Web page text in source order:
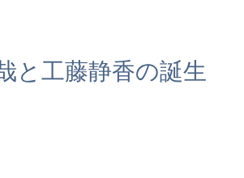
と工藤静香の誕生